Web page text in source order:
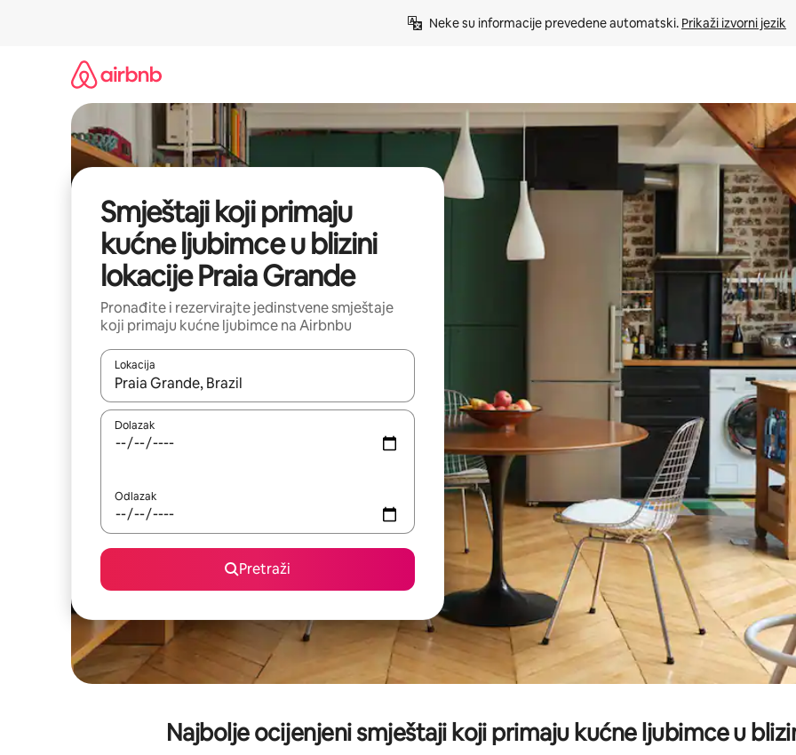
Neke su informacije prevedene automatski. Prikaži izvorni jezik
Smještaji koji primaju
kućne ljubimce u blizini
lokacije Praia Grande
Pronađite i rezervirajte jedinstvene smještaje
koji primaju kućne ljubimce na Airbnbu
Lokacija
Kada budu dostupni rezultati, moći ćete ih pregledati koristeći se strelicama prema gore i prema dolje, kao i dodirom ili
Dolazak
Odlazak
Pretraži
Najbolje ocijenjeni smještaji koji primaju kućne ljubimce u